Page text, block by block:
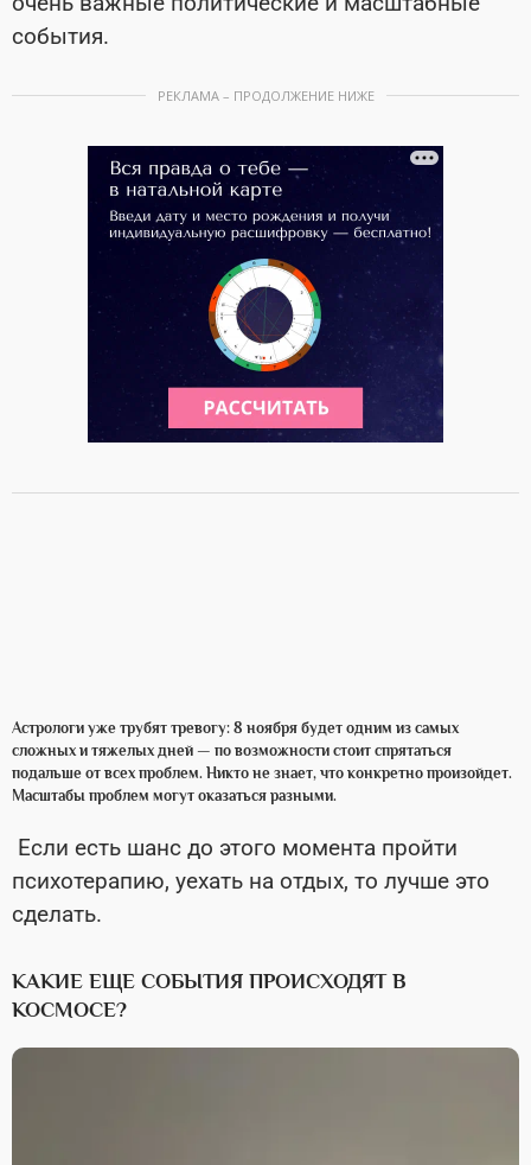
события.
РЕКЛАМА – ПРОДОЛЖЕНИЕ НИЖЕ
Астрологи уже трубят тревогу: 8 ноября будет одним из самых
сложных и тяжелых дней — по возможности стоит спрятаться
подальше от всех проблем. Никто не знает, что конкретно произойдет.
Масштабы проблем могут оказаться разными.
Если есть шанс до этого момента пройти
психотерапию, уехать на отдых, то лучше это
сделать.
КАКИЕ ЕЩЕ СОБЫТИЯ ПРОИСХОДЯТ В
КОСМОСЕ?